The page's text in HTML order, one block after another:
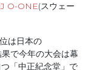
O-ONE(スウェー
は日本の
で今年の大会は幕
「中正紀念堂」で